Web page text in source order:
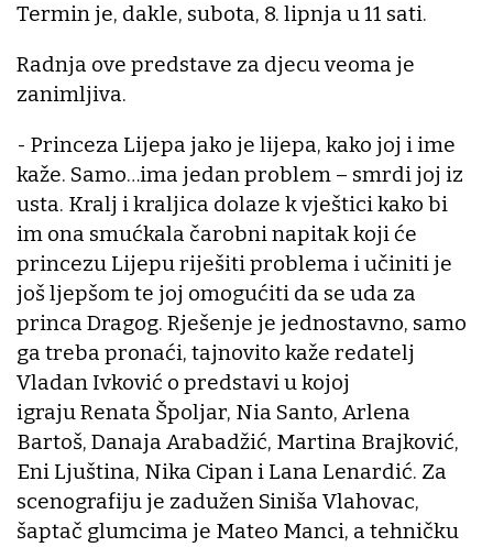
Termin je, dakle, subota, 8. lipnja u 11 sati.
Radnja ove predstave za djecu veoma je
zanimljiva.
- Princeza Lijepa jako je lijepa, kako joj i ime
kaže. Samo…ima jedan problem – smrdi joj iz
usta. Kralj i kraljica dolaze k vještici kako bi
im ona smućkala čarobni napitak koji će
princezu Lijepu riješiti problema i učiniti je
još ljepšom te joj omogućiti da se uda za
princa Dragog. Rješenje je jednostavno, samo
ga treba pronaći, tajnovito kaže redatelj
Vladan Ivković o predstavi u kojoj
igraju Renata Špoljar, Nia Santo, Arlena
Bartoš, Danaja Arabadžić, Martina Brajković,
Eni Ljuština, Nika Cipan i Lana Lenardić. Za
scenografiju je zadužen Siniša Vlahovac,
šaptač glumcima je Mateo Manci, a tehničku